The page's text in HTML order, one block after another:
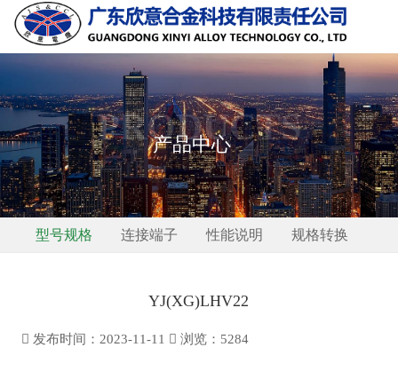
PRODUCTS
产品中心
型号规格 连接端子 性能说明 规格转换
YJ(XG)LHV22
发布时间：2023-11-11 浏览： 5284